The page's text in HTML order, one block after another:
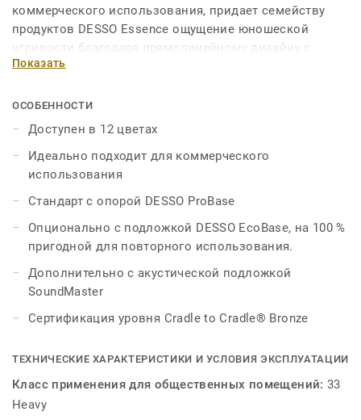
коммерческого использования, придает семейству
продуктов DESSO Essence ощущение юношеской
игривости благодаря прямолинейному дизайну с
полосами различной толщины и палитре освежающих
сильную коммерческую основу и представлена пятью
нейтральными вариантами, включая антрацитовый,
серый и бежевый, а также семью более яркими
оттенками красного, оранжевого, синего и
фиолетового. Каждый из 12 цветов можно легко
комбинировать с DESSO Essence, DESSO Essence Maze
возможности для творческого дизайна напольных
покрытий.
Показать
ОСОБЕННОСТИ
Доступен в 12 цветах
Идеально подходит для коммерческого
использования
Стандарт с опорой DESSO ProBase
Опционально с подложкой DESSO EcoBase, на 100 %
пригодной для повторного использования.
Дополнительно с акустической подложкой
SoundMaster
Сертификация уровня Cradle to Cradle® Bronze
ТЕХНИЧЕСКИЕ ХАРАКТЕРИСТИКИ И УСЛОВИЯ ЭКСПЛУАТАЦИИ
Класс применения для общественных помещений:33
Heavy